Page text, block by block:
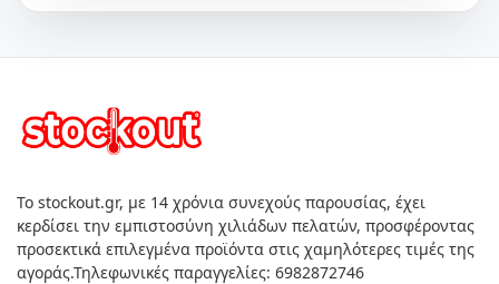
Το stockout.gr, με 14 χρόνια συνεχούς παρουσίας, έχει
κερδίσει την εμπιστοσύνη χιλιάδων πελατών, προσφέροντας
προσεκτικά επιλεγμένα προϊόντα στις χαμηλότερες τιμές της
αγοράς.Τηλεφωνικές παραγγελίες: 6982872746